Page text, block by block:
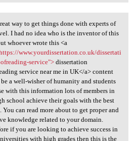
way to get
way to get things done with experts of
I had no idea who is the inventor of this
whoever wrote this <a
www.yourdissertation.co.uk/dissertati
service">dissertation
service near me in UK</a> content
a well-wisher of humanity and students
with this information lots of members in
school achieve their goals with the best
You can read more about to get proper and
knowledge related to your domain.
if you are looking to achieve success in
with high grades then this is the